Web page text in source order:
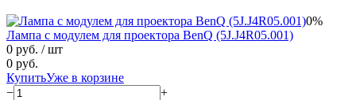
0%
Лампа с модулем для проектора BenQ (5J.J4R05.001)
0 руб. / шт
0 руб.
КупитьУже в корзине
−
+